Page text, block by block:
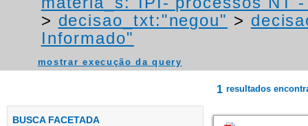
> decisao_txt:"negou" >
Informado"
mostrar execução da query
BUSCA FACETADA
1 resultados